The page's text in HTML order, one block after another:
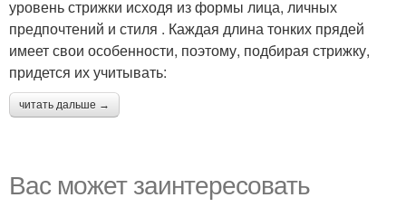
уровень стрижки исходя из формы лица, личных
предпочтений и стиля . Каждая длина тонких прядей
имеет свои особенности, поэтому, подбирая стрижку,
придется их учитывать:
читать дальше →
Вас может заинтересовать